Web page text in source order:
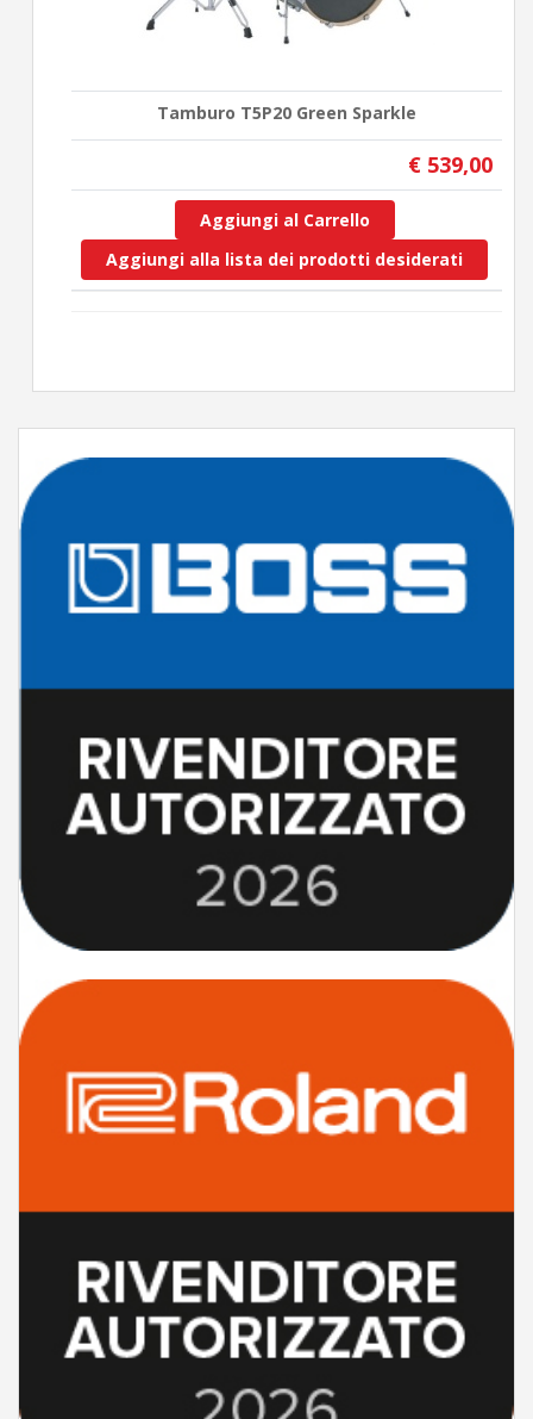
Tamburo T5P20 Green Sparkle
€ 539,00
Aggiungi al Carrello
Aggiungi alla lista dei prodotti desiderati